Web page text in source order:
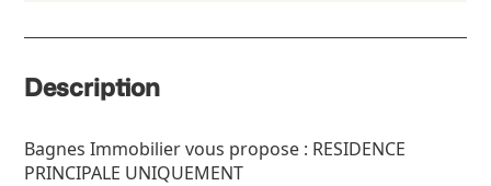
Description
Bagnes Immobilier vous propose : RESIDENCE
PRINCIPALE UNIQUEMENT